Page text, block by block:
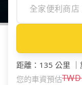
距離 ： 135 公里
您的車資預估